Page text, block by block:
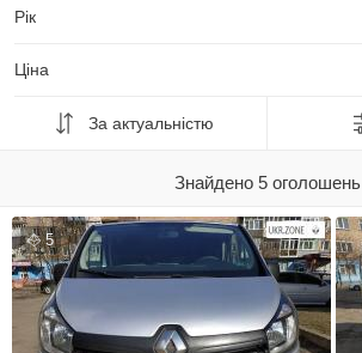
Рік
Ціна
За актуальністю
Знайдено 5 оголошень
5